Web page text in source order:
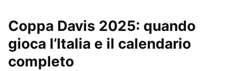
Coppa Davis 2025: quando
gioca l’Italia e il calendario
completo